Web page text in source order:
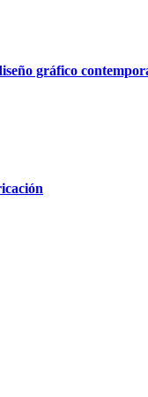
gráfico